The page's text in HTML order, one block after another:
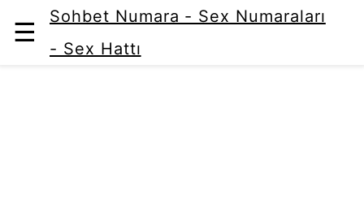
☰
Sohbet Numara - Sex Numaraları
- Sex Hattı